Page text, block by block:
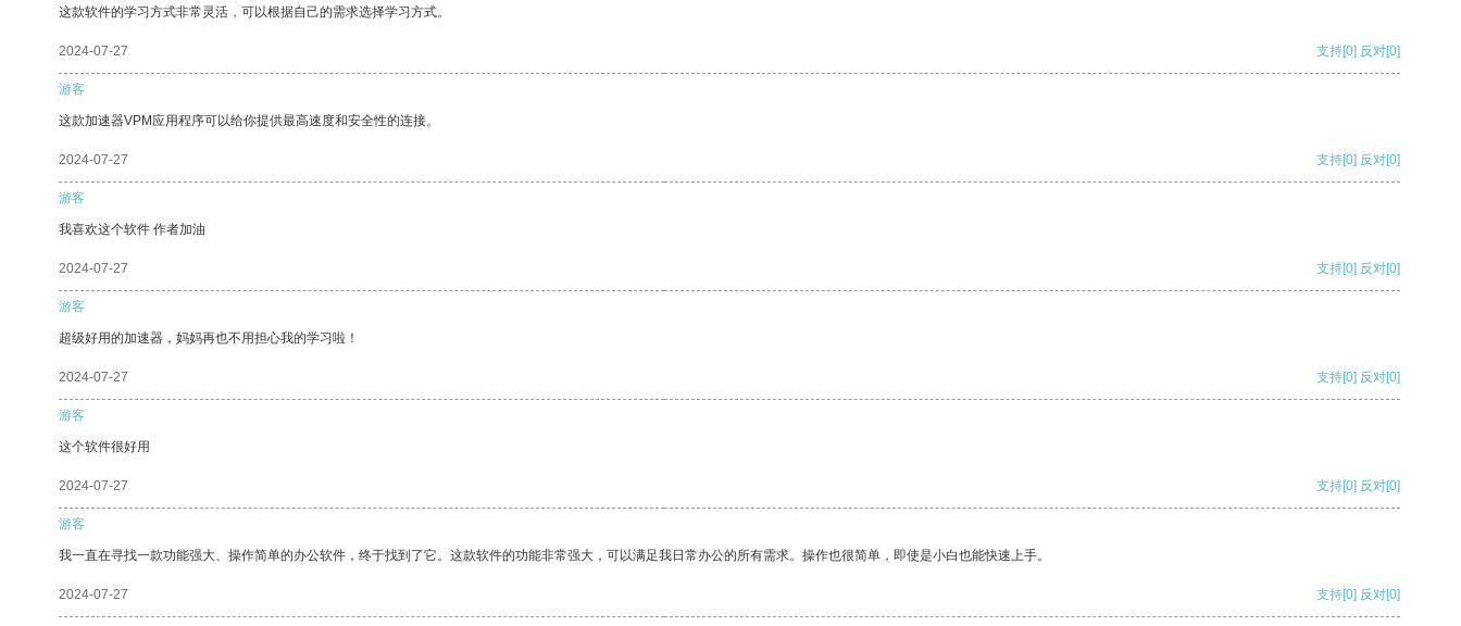
这款软件的学习方式非常灵活，可以根据自己的需求选择学习方式。
2024-07-27 支持[0] 反对[0]
游客
这款加速器VPM应用程序可以给你提供最高速度和安全性的连接。
2024-07-27 支持[0] 反对[0]
游客
我喜欢这个软件 作者加油
2024-07-27 支持[0] 反对[0]
游客
超级好用的加速器，妈妈再也不用担心我的学习啦！
2024-07-27 支持[0] 反对[0]
游客
这个软件很好用
2024-07-27 支持[0] 反对[0]
游客
我一直在寻找一款功能强大、操作简单的办公软件，终于找到了它。这款软件的功能非常强大，可以满足我日常办公的所有需求。操作也很简单，即使是小白也能快速上手。
2024-07-27 支持[0] 反对[0]